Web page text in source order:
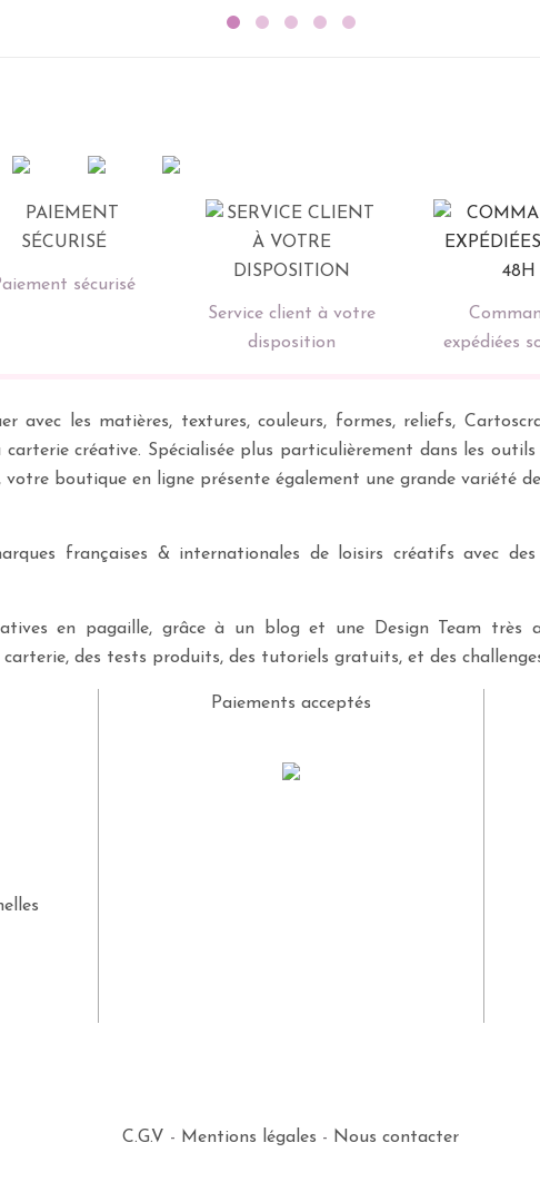
sécurisé
Service client à votre
disposition
expédiées
avec les matières, textures, couleurs, formes, reliefs,
créative. Spécialisée plus particulièrement dans les
votre boutique en ligne présente également une grande variété
françaises & internationales de loisirs créatifs avec
en pagaille, grâce à un blog et une Design Team très
des tests produits, des tutoriels gratuits, et des
Paiements acceptés
C.G.V - Mentions légales - Nous contacter